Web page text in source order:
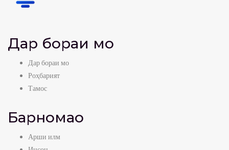
Дар бораи мо
Дар бораи мо
Роҳбарият
Тамос
Барномаҳо
Арши илм